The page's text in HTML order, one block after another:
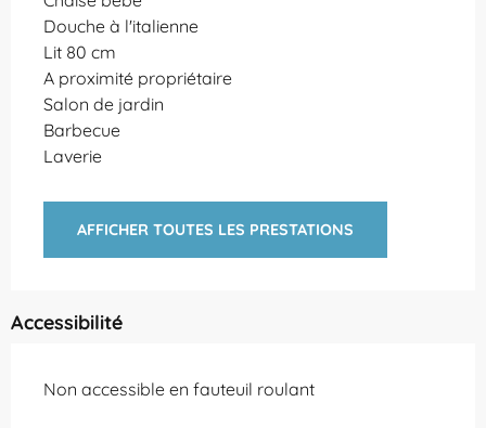
Douche à l'italienne
Lit 80 cm
A proximité propriétaire
Salon de jardin
Barbecue
Laverie
AFFICHER TOUTES LES PRESTATIONS
Accessibilité
Non accessible en fauteuil roulant